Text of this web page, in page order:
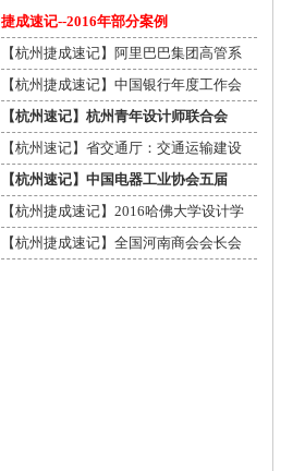
捷成速记--2016年部分案例
【杭州捷成速记】阿里巴巴集团高管系
【杭州捷成速记】中国银行年度工作会
【杭州速记】杭州青年设计师联合会
【杭州速记】省交通厅：交通运输建设
【杭州速记】中国电器工业协会五届
【杭州捷成速记】2016哈佛大学设计学
【杭州捷成速记】全国河南商会会长会